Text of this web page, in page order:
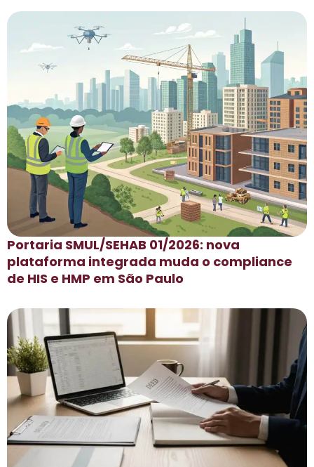
Portaria SMUL/SEHAB 01/2026: nova
plataforma integrada muda o compliance
de HIS e HMP em São Paulo